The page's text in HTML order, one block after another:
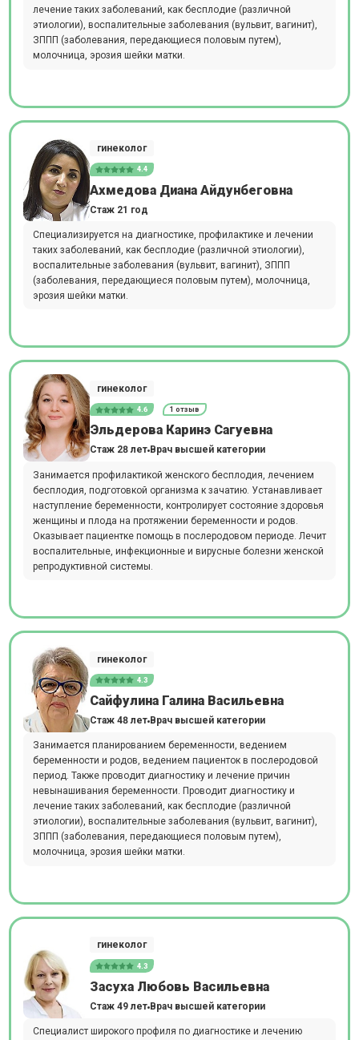
лечение таких заболеваний, как бесплодие (различной
этиологии), воспалительные заболевания (вульвит, вагинит),
ЗППП (заболевания, передающиеся половым путем),
молочница, эрозия шейки матки.
гинеколог
4.4
Ахмедова Диана Айдунбеговна
Стаж 21 год
Специализируется на диагностике, профилактике и лечении
таких заболеваний, как бесплодие (различной этиологии),
воспалительные заболевания (вульвит, вагинит), ЗППП
(заболевания, передающиеся половым путем), молочница,
эрозия шейки матки.
гинеколог
4.6 1 отзыв
Эльдерова Каринэ Сагуевна
Стаж 28 лет Врач высшей категории
Занимается профилактикой женского бесплодия, лечением
бесплодия, подготовкой организма к зачатию. Устанавливает
наступление беременности, контролирует состояние здоровья
женщины и плода на протяжении беременности и родов.
Оказывает пациентке помощь в послеродовом периоде. Лечит
воспалительные, инфекционные и вирусные болезни женской
репродуктивной системы.
гинеколог
4.3
Сайфулина Галина Васильевна
Стаж 48 лет Врач высшей категории
Занимается планированием беременности, ведением
беременности и родов, ведением пациенток в послеродовой
период. Также проводит диагностику и лечение причин
невынашивания беременности. Проводит диагностику и
лечение таких заболеваний, как бесплодие (различной
этиологии), воспалительные заболевания (вульвит, вагинит),
ЗППП (заболевания, передающиеся половым путем),
молочница, эрозия шейки матки.
гинеколог
4.3
Засуха Любовь Васильевна
Стаж 49 лет Врач высшей категории
Специалист широкого профиля по диагностике и лечению